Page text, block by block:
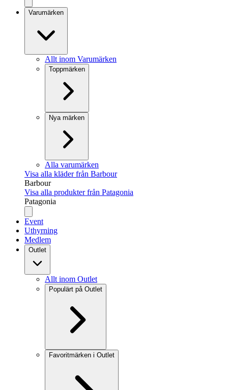
Varumärken
Allt inom Varumärken
Toppmärken
Nya märken
Alla varumärken
Visa alla kläder från Barbour
Barbour
Visa alla produkter från Patagonia
Patagonia
Event
Uthyrning
Medlem
Outlet
Allt inom Outlet
Populärt på Outlet
Favoritmärken i Outlet